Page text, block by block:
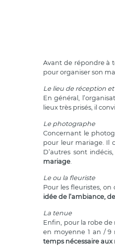
Avant de répondre à
pour organiser son
Le lieu de réception
En général,
lieux très prisés, il
Le photographe
Concernant le
pour leur mariage. Il
D’autres sont
mariage.
Le ou la fleuriste
Pour les fleuristes,
idée de l’ambiance,
La tenue
Enfin, pour la robe de
en moyenne 1 an / 9
temps nécessaire aux